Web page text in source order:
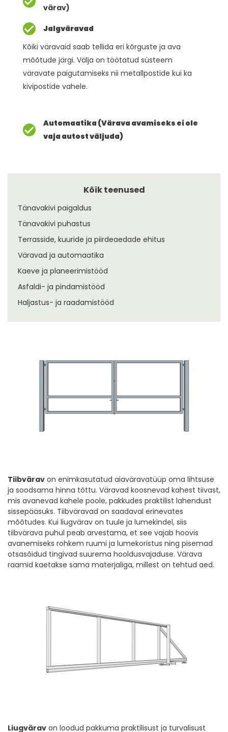
värav)
Jalgväravad
Kõiki väravaid saab tellida eri kõrguste ja ava
mõõtude järgi. Välja on töötatud süsteem
väravate paigutamiseks nii metallpostide kui ka
kivipostide vahele.
Automaatika (Värava avamiseks ei ole
vaja autost väljuda)
Kõik teenused
Tänavakivi paigaldus
Tänavakivi puhastus
Terrasside, kuuride ja piirdeaedade ehitus
Väravad ja automaatika
Kaeve ja planeerimistööd
Asfaldi- ja pindamistööd
Haljastus- ja raadamistööd
Tiibvärav on enimkasutatud aiaväravatüüp oma lihtsuse
ja soodsama hinna tõttu. Väravad koosnevad kahest tiivast,
mis avanevad kahele poole, pakkudes praktilist lahendust
sissepääsuks. Tiibväravad on saadaval erinevates
mõõtudes. Kui liugvärav on tuule ja lumekindel, siis
tiibvärava puhul peab arvestama, et see vajab hoovis
avanemiseks rohkem ruumi ja lumekoristus ning pisemad
otsasõidud tingivad suurema hooldusvajaduse. Värava
raamid kaetakse sama materjaliga, millest on tehtud aed.
Liugvärav on loodud pakkuma praktilisust ja turvalisust